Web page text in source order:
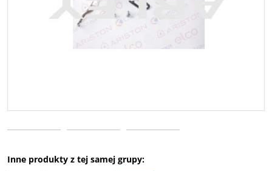
Inne produkty z tej samej grupy: